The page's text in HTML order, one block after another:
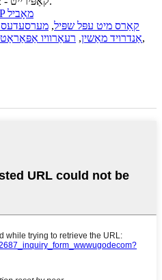
AMP מאָביל
קאַרס מיט עפּל שפּיל, מערסעדעס
אַנדרויד מאַשין, רעאַרוויו ,